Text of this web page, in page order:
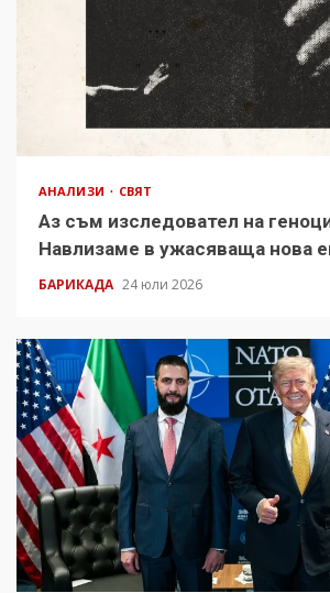
АНАЛИЗИ СВЯТ
Аз съм изследовател на
Навлизаме в ужасяваща нова
БАРИКАДА 24 юли 2026